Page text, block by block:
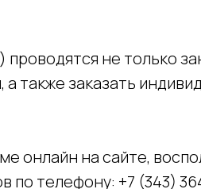
не только
также заказать
онлайн на сайте,
по телефону: +7 (343)